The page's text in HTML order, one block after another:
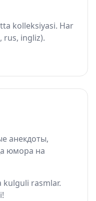
kolleksiyasi. Har
rus, ingliz).
анекдоты,
юмора на
kulguli rasmlar.